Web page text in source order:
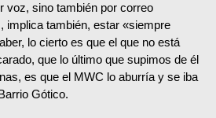
voz, sino también por correo
implica también, estar «siempre
lo cierto es que el que no está
que lo último que supimos de él
es que el MWC lo aburría y se iba
Gótico.